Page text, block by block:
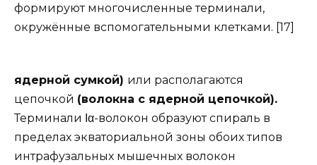
формируют многочисленные терминали,
окружённые вспомогательными клетками. [17]
ядерной сумкой) или располагаются
цепочкой (волокна с ядерной цепочкой).
Терминали Ια-волокон образуют спираль в
пределах экваториальной зоны обоих типов
интрафузальных мышечных волокон